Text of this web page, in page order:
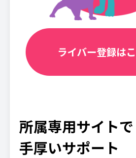
ライバー登録は
所属専用サイトで
手厚いサポート